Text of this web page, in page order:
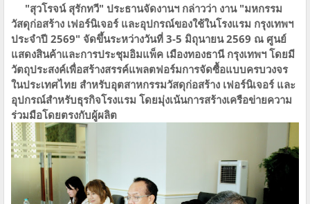
"สุวโรจน์​ ​สุรักทวี" ประธานจัดงาน​ฯ​ กล่าวว่า​ งาน​ "มหกรรม
วัสดุก่อสร้าง​ เฟอร์นิเจอร์ และอุปกรณ์ของใช้ในโรงแรม​ กรุงเทพฯ​
ประจำปี ​2569" จัดขึ้นระหว่างวันที่​ 3-5 มิถุนายน​ 2569 ณ​ ศูนย์
แสดงสินค้าและการประชุมอิมแพ็ค​ ​เมืองทองธานี​ กรุงเทพฯ​ โดยมี
วัตถุประสงค์เพื่อสร้างสรรค์แพลตฟอร์มการจัดซื้อแบบครบวงจร
ในประเทศไทย สำหรับอุตสาหกรรมวัสดุก่อสร้าง เฟอร์นิเจอร์ และ
อุปกรณ์สำหรับธุรกิจโรงแรม โดยมุ่งเน้นการสร้างเครือข่ายความ
ร่วมมือโดยตรงกับผู้ผลิต